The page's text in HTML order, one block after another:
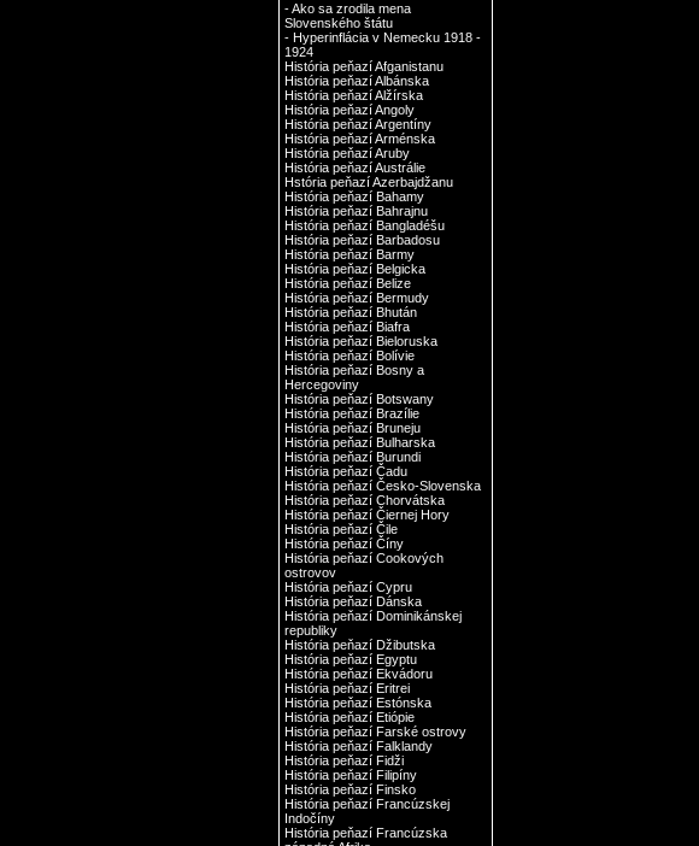
- Ako sa zrodila mena
Slovenského štátu
- Hyperinflácia v Nemecku 1918 -
1924
História peňazí Afganistanu
História peňazí Albánska
História peňazí Alžírska
História peňazí Angoly
História peňazí Argentíny
História peňazí Arménska
História peňazí Aruby
História peňazí Austrálie
Hstória peňazí Azerbajdžanu
História peňazí Bahamy
História peňazí Bahrajnu
História peňazí Bangladéšu
História peňazí Barbadosu
História peňazí Barmy
História peňazí Belgicka
História peňazí Belize
História peňazí Bermudy
História peňazí Bhután
História peňazí Biafra
História peňazí Bieloruska
História peňazí Bolívie
História peňazí Bosny a
Hercegoviny
História peňazí Botswany
História peňazí Brazílie
História peňazí Bruneju
História peňazí Bulharska
História peňazí Burundi
História peňazí Čadu
História peňazí Česko-Slovenska
História peňazí Chorvátska
História peňazí Čiernej Hory
História peňazí Čile
História peňazí Číny
História peňazí Cookových
ostrovov
História peňazí Cypru
História peňazí Dánska
História peňazí Dominikánskej
republiky
História peňazí Džibutska
História peňazí Egyptu
História peňazí Ekvádoru
História peňazí Eritrei
História peňazí Estónska
História peňazí Etiópie
História peňazí Farské ostrovy
História peňazí Falklandy
História peňazí Fidži
História peňazí Filipíny
História peňazí Finsko
História peňazí Francúzskej
Indočíny
História peňazí Francúzska